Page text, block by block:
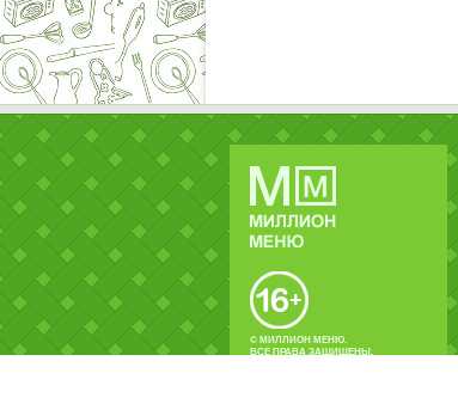
© МИЛЛИОН МЕНЮ.
ВСЕ ПРАВА ЗАЩИЩЕНЫ.